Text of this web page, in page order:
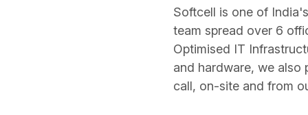
Softcell is one of
team spread over 6
Optimised IT
and hardware, we also
call, on-site and from